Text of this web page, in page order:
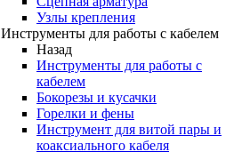
Узлы крепления
Инструменты для работы с кабелем
Назад
Инструменты для работы с
кабелем
Бокорезы и кусачки
Горелки и фены
Инструмент для витой пары и
коаксиального кабеля